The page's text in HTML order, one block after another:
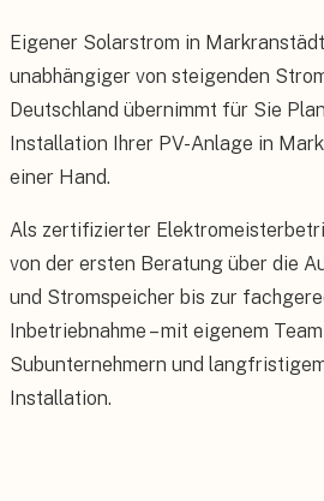
Eigener Solarstrom in
unabhängiger von steigenden
Deutschland übernimmt für Sie
Installation Ihrer PV-Anlage in
einer Hand.
Als zertifizierter
von der ersten Beratung über die
und Stromspeicher bis zur
Inbetriebnahme – mit eigenem
Subunternehmern und
Installation.